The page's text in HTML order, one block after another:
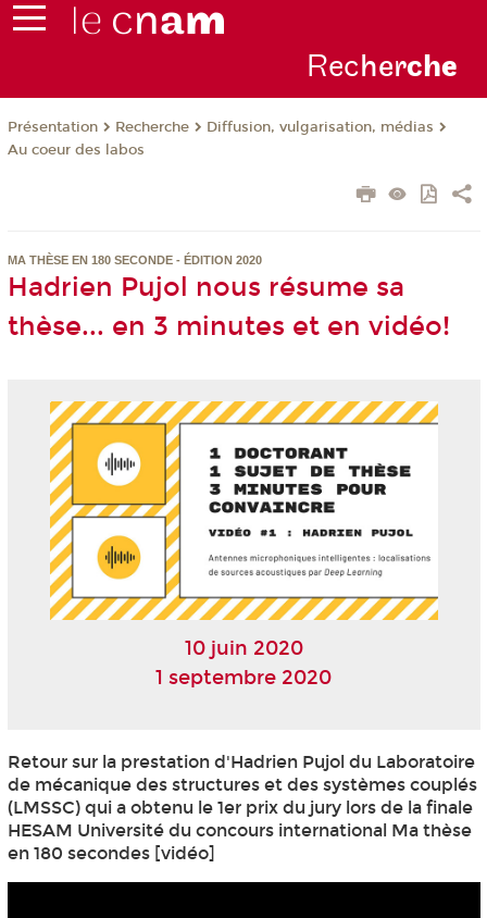
Recherche
Présentation Recherche
Diffusion, vulgarisation, médias
Au coeur des labos
MA THÈSE EN 180 SECONDE - ÉDITION 2020
Hadrien Pujol nous résume sa
thèse... en 3 minutes et en vidéo!
10 juin 2020
1 septembre 2020
Retour sur la prestation d'Hadrien Pujol du Laboratoire
de mécanique des structures et des systèmes couplés
(LMSSC) qui a obtenu le 1er prix du jury lors de la finale
HESAM Université du concours international Ma thèse
en 180 secondes [vidéo]